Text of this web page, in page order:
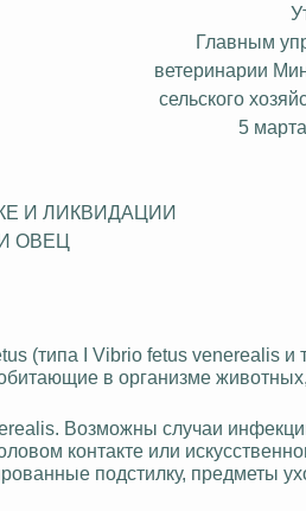
Главным
ветеринарии
сельского
5
И ЛИКВИДАЦИИ
ОВЕЦ
(типа I Vibrio fetus venerealis и
в организме
Возможны случаи
контакте или
подстилку, предметы